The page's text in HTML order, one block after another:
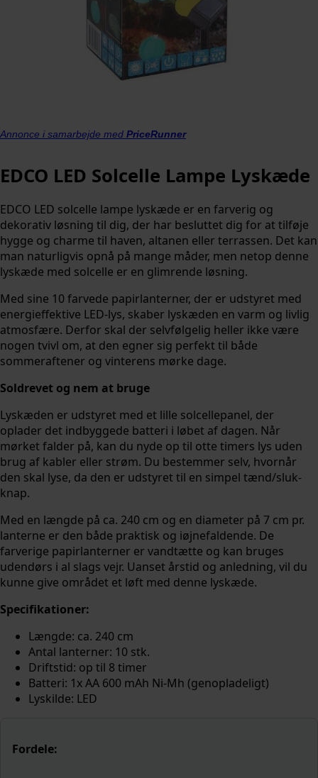
Annonce i samarbejde med PriceRunner
EDCO LED Solcelle Lampe Lyskæde
EDCO LED solcelle lampe lyskæde er en farverig og
dekorativ løsning til dig, der har besluttet dig for at tilføje
hygge og charme til haven, altanen eller terrassen. Det kan
man naturligvis opnå på mange måder, men netop denne
lyskæde med solcelle er en glimrende løsning.
Med sine 10 farvede papirlanterner, der er udstyret med
energieffektive LED-lys, skaber lyskæden en varm og livlig
atmosfære. Derfor skal der selvfølgelig heller ikke være
nogen tvivl om, at den egner sig perfekt til både
sommeraftener og vinterens mørke dage.
Soldrevet og nem at bruge
Lyskæden er udstyret med et lille solcellepanel, der
oplader det indbyggede batteri i løbet af dagen. Når
mørket falder på, kan du nyde op til otte timers lys uden
brug af kabler eller strøm. Du bestemmer selv, hvornår
den skal lyse, da den er udstyret til en simpel tænd/sluk-
knap.
Med en længde på ca. 240 cm og en diameter på 7 cm pr.
lanterne er den både praktisk og iøjnefaldende. De
farverige papirlanterner er vandtætte og kan bruges
udendørs i al slags vejr. Uanset årstid og anledning, vil du
kunne give området et løft med denne lyskæde.
Specifikationer:
Længde: ca. 240 cm
Antal lanterner: 10 stk.
Driftstid: op til 8 timer
Batteri: 1x AA 600 mAh Ni-Mh (genopladeligt)
Lyskilde: LED
Fordele: